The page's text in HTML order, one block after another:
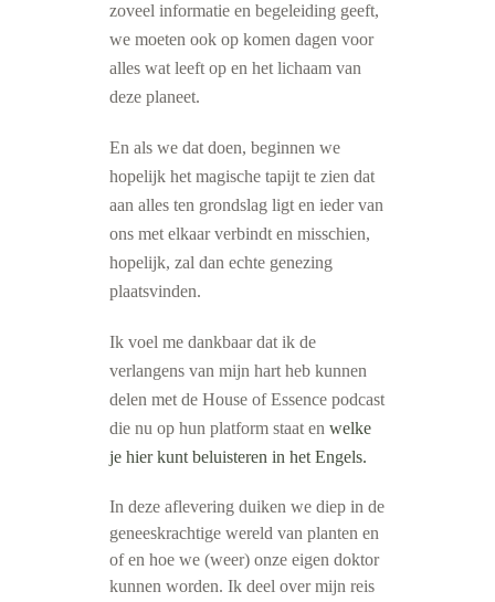
zoveel informatie en begeleiding geeft,
we moeten ook op komen dagen voor
alles wat leeft op en het lichaam van
deze planeet.
En als we dat doen, beginnen we
hopelijk het magische tapijt te zien dat
aan alles ten grondslag ligt en ieder van
ons met elkaar verbindt en misschien,
hopelijk, zal dan echte genezing
plaatsvinden.
Ik voel me dankbaar dat ik de
verlangens van mijn hart heb kunnen
delen met de House of Essence podcast
die nu op hun platform staat en welke
je hier kunt beluisteren in het Engels.
In deze aflevering duiken we diep in de
geneeskrachtige wereld van planten en
of en hoe we (weer) onze eigen doktor
kunnen worden. Ik deel over mijn reis